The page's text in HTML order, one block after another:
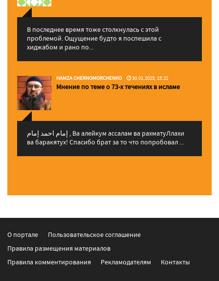
В последнее время тоже столкнулась с этой
проблемой. Ощущение будто я поспешила с
хиджабом и рано по...
HAMZA CHERNOMORCHENKO 30.01.2025, 15:22
Мнение по теме о 73-х течениях в исламе
إمام احمد إمام , Ва алейкум ассалам ва рахматуЛлахи
ва баракятух! Спасибо брат за то что попробовал ...
О портале
Пользовательское соглашение
Правила размещения материалов
Правила комментирования
Рекламодателям Контакты